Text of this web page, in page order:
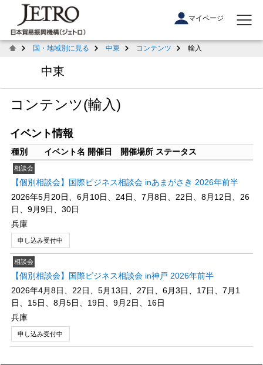
マイページ
国・地域別に見る 中東 コンテンツ 輸入
中東
コンテンツ(輸入)
イベント情報
種別 イベント名 開催日 開催場所 ステータス
相談会
【個別相談会】国際ビジネス相談会 inあまがさき 2026年前半
2026年5月20日、6月10日、24日、7月8日、22日、8月12日、26
日、9月9日、30日
兵庫
申し込み受付中
相談会
【個別相談会】国際ビジネス相談会 in神戸 2026年前半
2026年4月8日、22日、5月13日、27日、6月3日、17日、7月1
日、15日、8月5日、19日、9月2日、16日
兵庫
申し込み受付中